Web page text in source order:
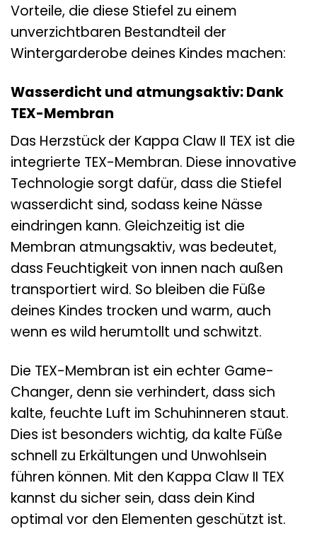
Vorteile, die diese Stiefel zu einem
unverzichtbaren Bestandteil der
Wintergarderobe deines Kindes machen:
Wasserdicht und atmungsaktiv: Dank
TEX-Membran
Das Herzstück der Kappa Claw II TEX ist die
integrierte TEX-Membran. Diese innovative
Technologie sorgt dafür, dass die Stiefel
wasserdicht sind, sodass keine Nässe
eindringen kann. Gleichzeitig ist die
Membran atmungsaktiv, was bedeutet,
dass Feuchtigkeit von innen nach außen
transportiert wird. So bleiben die Füße
deines Kindes trocken und warm, auch
wenn es wild herumtollt und schwitzt.
Die TEX-Membran ist ein echter Game-
Changer, denn sie verhindert, dass sich
kalte, feuchte Luft im Schuhinneren staut.
Dies ist besonders wichtig, da kalte Füße
schnell zu Erkältungen und Unwohlsein
führen können. Mit den Kappa Claw II TEX
kannst du sicher sein, dass dein Kind
optimal vor den Elementen geschützt ist.